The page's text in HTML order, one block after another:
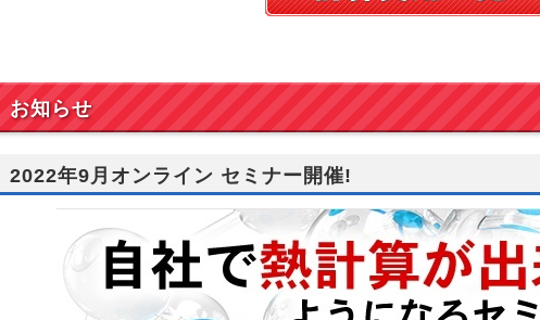
お知らせ
2022年9月オンライン セミナー開催!